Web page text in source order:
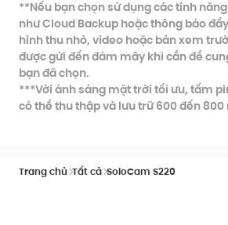
**Nếu bạn chọn sử dụng các tính
như Cloud Backup hoặc thông báo
hình thu nhỏ, video hoặc bản xem
được gửi đến đám mây khi cần để
bạn đã chọn.
***Với ánh sáng mặt trời tối ưu, tấm
có thể thu thập và lưu trữ 600 đến
Trang chủ Tất cả SoloCam S220